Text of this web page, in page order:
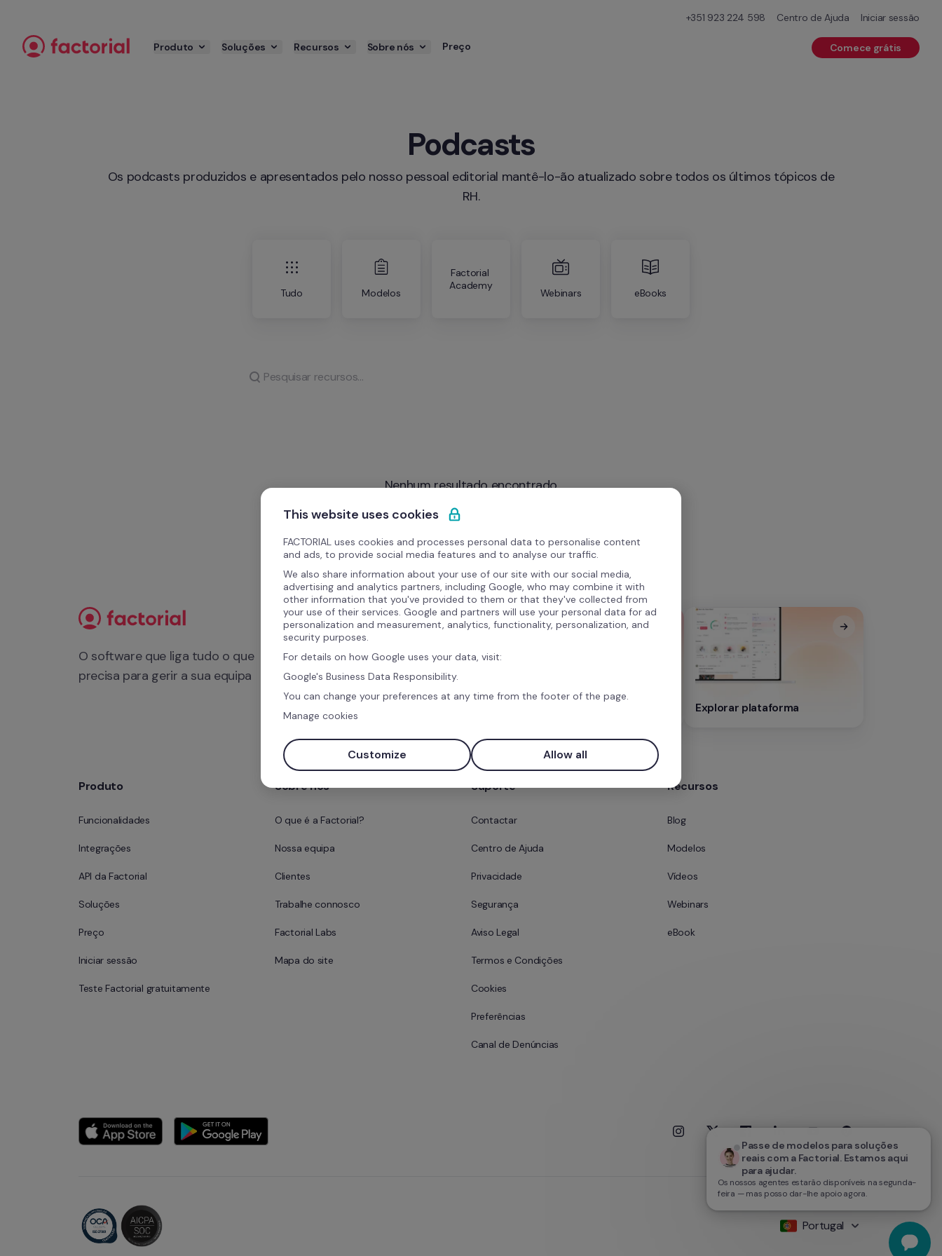
+351 923 224 598 Centro de Ajuda Iniciar sessão
Produto Soluções Recursos Sobre nós Preço Comece grátis
Podcasts
RH.
Tudo Modelos
Factorial
Academy
Webinars eBooks
Nenhum resultado encontrado
Passe de modelos para soluções
reais com a Factorial. Estamos aqui
para ajudar.
Os nossos agentes estarão disponíveis na segunda-
feira — mas posso dar-lhe apoio agora.
O software que liga tudo o que
precisa para gerir a sua equipa
Marque uma demonstração
Explorar plataforma
Produto
Funcionalidades
Integrações
API da Factorial
Soluções
Preço
Iniciar sessão
Teste Factorial gratuitamente
Sobre nós
O que é a Factorial?
Nossa equipa
Clientes
Trabalhe connosco
Factorial Labs
Mapa do site
Suporte
Contactar
Centro de Ajuda
Privacidade
Segurança
Aviso Legal
Termos e Condições
Cookies
Preferências
Canal de Denúncias
Recursos
Blog
Modelos
Vídeos
Webinars
eBook
Portugal
This website uses cookies
FACTORIAL uses cookies and processes personal data to personalise content
and ads, to provide social media features and to analyse our traffic.
We also share information about your use of our site with our social media,
advertising and analytics partners, including Google, who may combine it with
other information that you've provided to them or that they've collected from
your use of their services. Google and partners will use your personal data for ad
personalization and measurement, analytics, functionality, personalization, and
security purposes.
For details on how Google uses your data, visit:
Google's Business Data Responsibility.
You can change your preferences at any time from the footer of the page.
Manage cookies
Customize Allow all